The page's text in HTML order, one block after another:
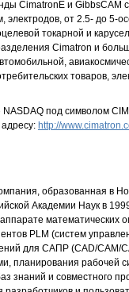
CimatronE и GibbsCAM
от 2.5- до 5-
токарной и
Cimatron и
товаров,
под символом
http://
образованная в
Академии Наук в
PLM (систем
для САПР (CAD/CAM/
планирования рабочей
знаний и совместного